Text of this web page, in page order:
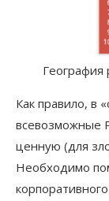
География
Как правило, в
всевозможные
ценную (для
Необходимо